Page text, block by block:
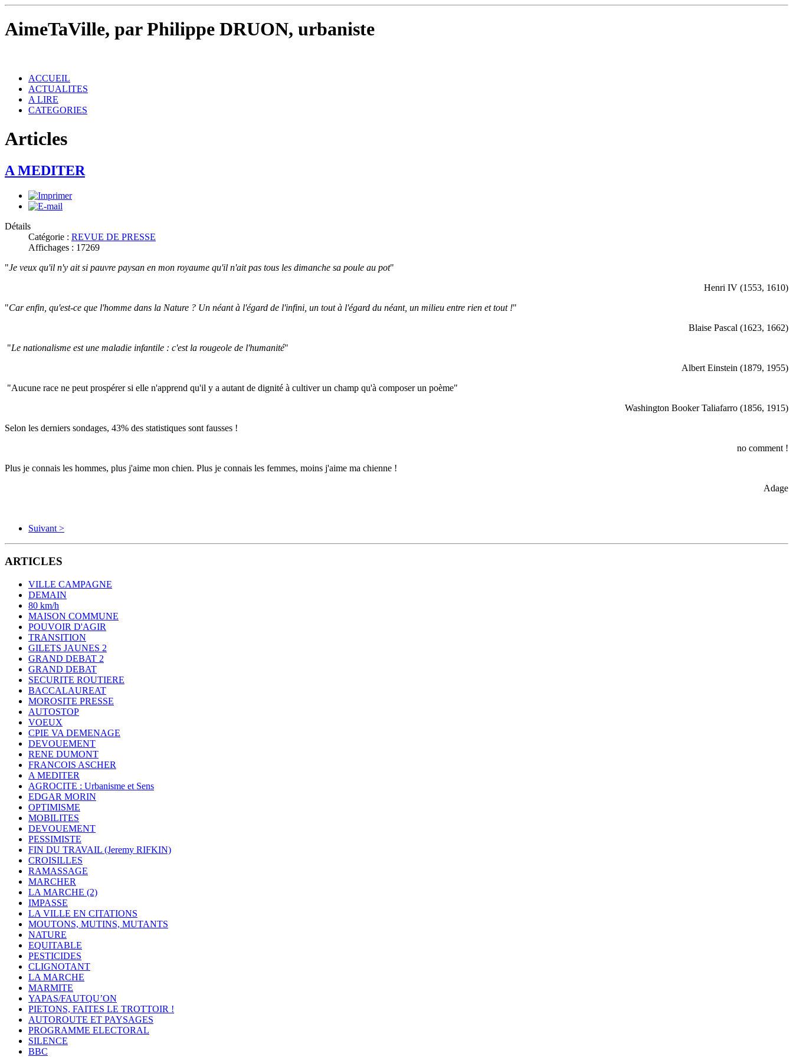
AimeTaVille, par Philippe DRUON, urbaniste
ACCUEIL
ACTUALITES
A LIRE
CATEGORIES
Articles
A MEDITER
Détails
Catégorie : REVUE DE PRESSE
Affichages : 17269
"Je veux qu'il n'y ait si pauvre paysan en mon royaume qu'il n'ait pas tous les dimanche sa poule au pot"
Henri IV (1553, 1610)
"Car enfin, qu'est-ce que l'homme dans la Nature ? Un néant à l'égard de l'infini, un tout à l'égard du néant, un milieu entre rien et tout !"
Blaise Pascal (1623, 1662)
"Le nationalisme est une maladie infantile : c'est la rougeole de l'humanité"
Albert Einstein (1879, 1955)
"Aucune race ne peut prospérer si elle n'apprend qu'il y a autant de dignité à cultiver un champ qu'à composer un poème"
Washington Booker Taliafarro (1856, 1915)
Selon les derniers sondages, 43% des statistiques sont fausses !
no comment !
Plus je connais les hommes, plus j'aime mon chien. Plus je connais les femmes, moins j'aime ma chienne !
Adage
Suivant >
ARTICLES
VILLE CAMPAGNE
DEMAIN
80 km/h
MAISON COMMUNE
POUVOIR D'AGIR
TRANSITION
GILETS JAUNES 2
GRAND DEBAT 2
GRAND DEBAT
SECURITE ROUTIERE
BACCALAUREAT
MOROSITE PRESSE
AUTOSTOP
VOEUX
CPIE VA DEMENAGE
DEVOUEMENT
RENE DUMONT
FRANCOIS ASCHER
A MEDITER
AGROCITE : Urbanisme et Sens
EDGAR MORIN
OPTIMISME
MOBILITES
DEVOUEMENT
PESSIMISTE
FIN DU TRAVAIL (Jeremy RIFKIN)
CROISILLES
RAMASSAGE
MARCHER
LA MARCHE (2)
IMPASSE
LA VILLE EN CITATIONS
MOUTONS, MUTINS, MUTANTS
NATURE
EQUITABLE
PESTICIDES
CLIGNOTANT
LA MARCHE
MARMITE
YAPAS/FAUTQU’ON
PIETONS, FAITES LE TROTTOIR !
AUTOROUTE ET PAYSAGES
PROGRAMME ELECTORAL
SILENCE
BBC